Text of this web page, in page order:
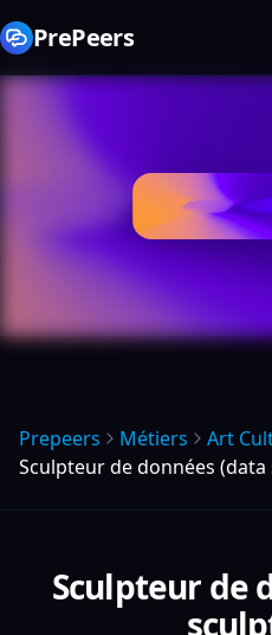
PrePeers
Prepeers Métiers Art
Sculpteur de données
Sculpteur de